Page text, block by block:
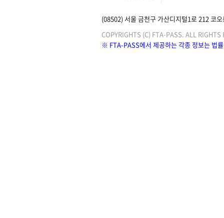
(08502) 서울 금천구 가산디지털1로 212 코
COPYRIGHTS (C) FTA-PASS. ALL
※ FTA-PASS에서 제공하는 각종 정보는 법